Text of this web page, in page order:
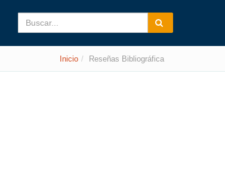
Inicio Reseñas Bibliográfica